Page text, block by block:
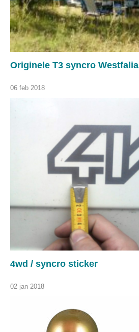
Originele T3 syncro Westfalia
06 feb 2018
4wd / syncro sticker
02 jan 2018